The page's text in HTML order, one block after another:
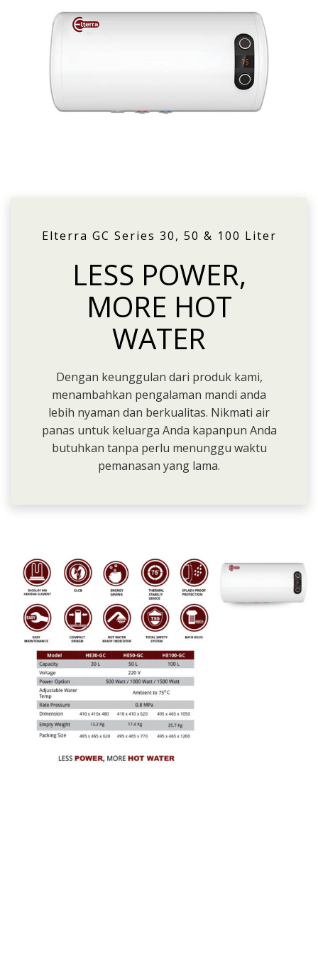
Elterra GC Series 30, 50 & 100 Liter
LESS POWER,
MORE HOT
WATER
Dengan keunggulan dari produk kami,
menambahkan pengalaman mandi anda
lebih nyaman dan berkualitas. Nikmati air
panas untuk keluarga Anda kapanpun Anda
butuhkan tanpa perlu menunggu waktu
pemanasan yang lama.